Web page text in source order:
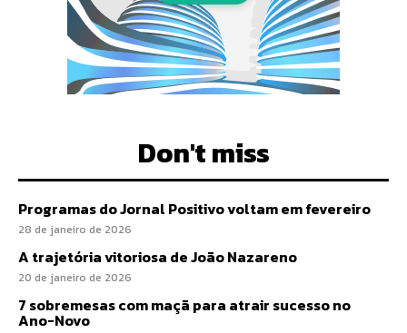
Don't miss
Programas do Jornal Positivo voltam em fevereiro
28 de janeiro de 2026
A trajetória vitoriosa de João Nazareno
20 de janeiro de 2026
7 sobremesas com maçã para atrair sucesso no
Ano-Novo